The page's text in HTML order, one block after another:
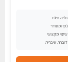
חניה חינם
נקי ומסודר
עיסוי מקצועי
דוברת עיברית